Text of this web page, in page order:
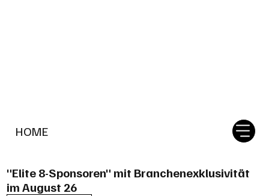
HOME
"Elite 8-Sponsoren" mit Branchenexklusivität
im August 26